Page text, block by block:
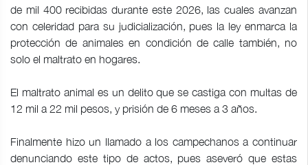
de mil 400 recibidas durante este 2026, las cuales avanzan
con celeridad para su judicialización, pues la ley enmarca la
protección de animales en condición de calle también, no
solo el maltrato en hogares.
El maltrato animal es un delito que se castiga con multas de
12 mil a 22 mil pesos, y prisión de 6 meses a 3 años.
Finalmente hizo un llamado a los campechanos a continuar
denunciando este tipo de actos, pues aseveró que estas